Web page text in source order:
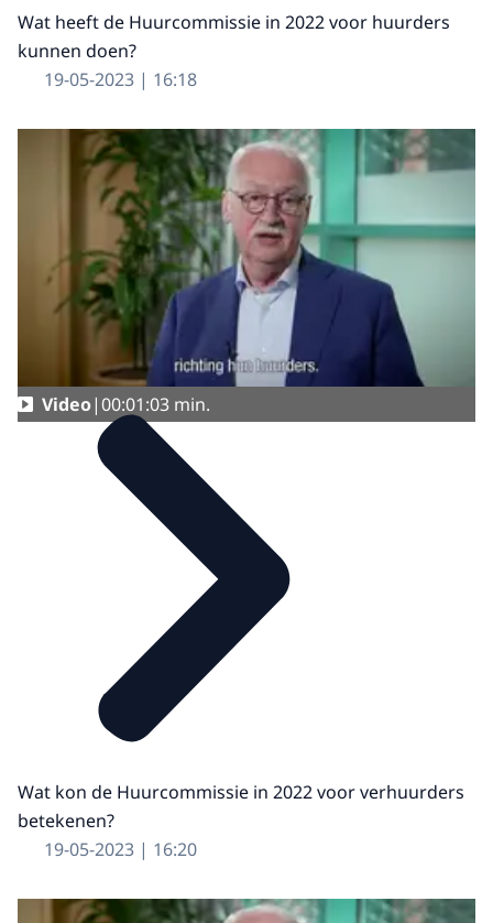
Wat heeft de Huurcommissie in 2022 voor huurders
kunnen doen?
19-05-2023 | 16:18
Video 00:01:03 min.
Wat kon de Huurcommissie in 2022 voor verhuurders
betekenen?
19-05-2023 | 16:20